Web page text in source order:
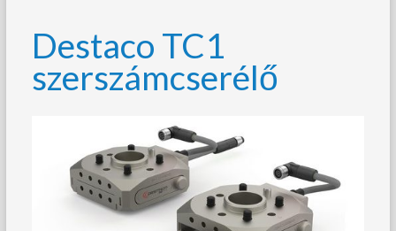
Destaco TC1
szerszámcserélő